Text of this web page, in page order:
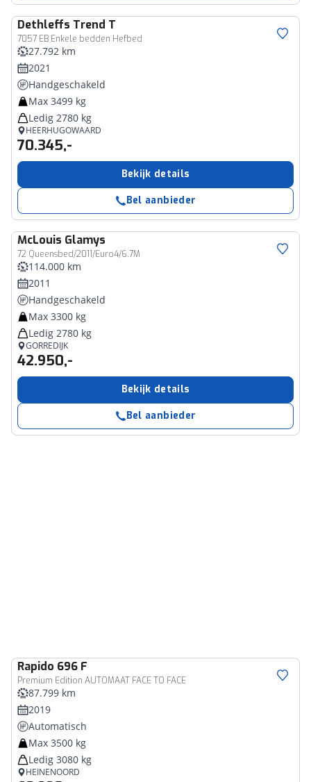
Dethleffs Trend T
7057 EB Enkele bedden Hefbed
27.792 km
2021
Handgeschakeld
Max 3499 kg
Ledig 2780 kg
HEERHUGOWAARD
70.345,-
Bekijk details
Bel aanbieder
McLouis Glamys
72 Queensbed/2011/Euro4/6.7M
114.000 km
2011
Handgeschakeld
Max 3300 kg
Ledig 2780 kg
GORREDIJK
42.950,-
Bekijk details
Bel aanbieder
Rapido 696 F
Premium Edition AUTOMAAT FACE TO FACE
87.799 km
2019
Automatisch
Max 3500 kg
Ledig 3080 kg
HEINENOORD